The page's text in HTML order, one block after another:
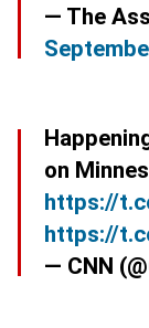
— The
on
https://
https://
— CNN